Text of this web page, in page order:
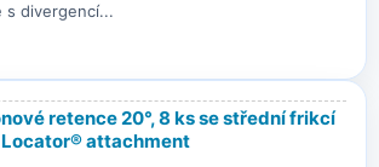
s divergencí...
retence 20°, 8 ks se střední frikcí
attachment